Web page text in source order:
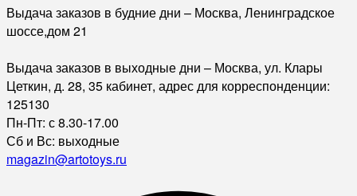
Выдача заказов в будние дни – Москва, Ленинградское
шоссе,дом 21
Выдача заказов в выходные дни – Москва, ул. Клары
Цеткин, д. 28, 35 кабинет, адрес для корреспонденции:
125130
Пн-Пт: с 8.30-17.00
Сб и Вс: выходные
magazin@artotoys.ru